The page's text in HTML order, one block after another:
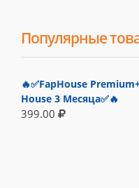
Популярные
🔥✅FapHouse
House 3 Месяца✅🔥
399.00